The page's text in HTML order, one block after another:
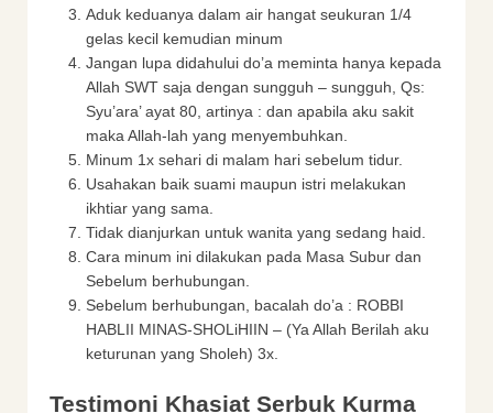
Aduk keduanya dalam air hangat seukuran 1/4
gelas kecil kemudian minum
Jangan lupa didahului do’a meminta hanya kepada
Allah SWT saja dengan sungguh – sungguh, Qs:
Syu’ara’ ayat 80, artinya : dan apabila aku sakit
maka Allah-lah yang menyembuhkan.
Minum 1x sehari di malam hari sebelum tidur.
Usahakan baik suami maupun istri melakukan
ikhtiar yang sama.
Tidak dianjurkan untuk wanita yang sedang haid.
Cara minum ini dilakukan pada Masa Subur dan
Sebelum berhubungan.
Sebelum berhubungan, bacalah do’a : ROBBI
HABLII MINAS-SHOLiHIIN – (Ya Allah Berilah aku
keturunan yang Sholeh) 3x.
Testimoni Khasiat Serbuk Kurma